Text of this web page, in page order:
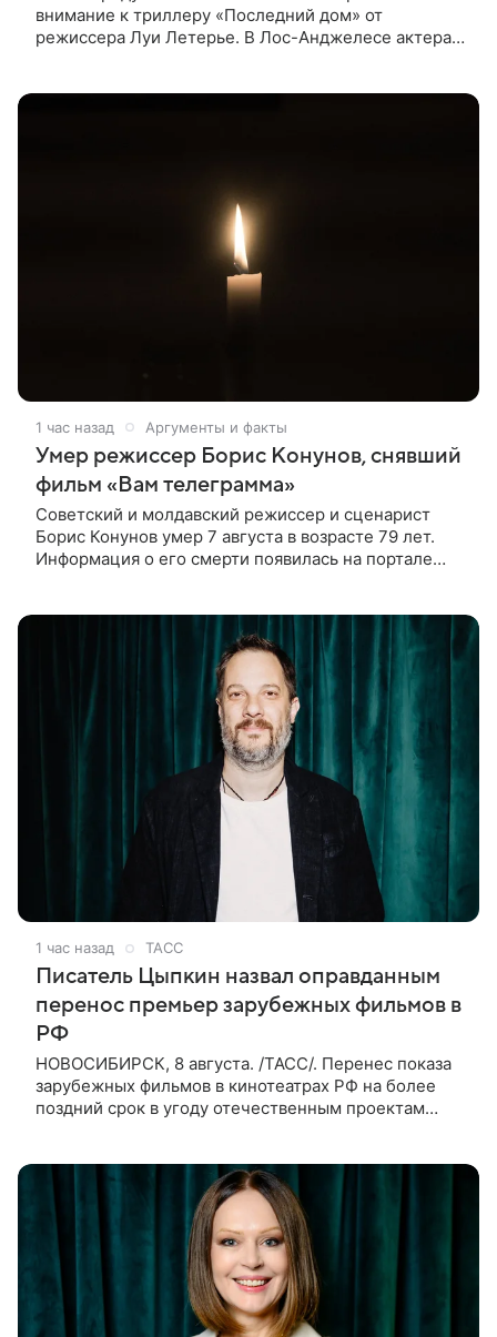
внимание к триллеру «Последний дом» от
режиссера Луи Летерье. В Лос-Анджелесе актера
1 час назад Аргументы и факты
Умер режиссер Борис Конунов, снявший
фильм «Вам телеграмма»
Советский и молдавский режиссер и сценарист
Борис Конунов умер 7 августа в возрасте 79 лет.
Информация о его смерти появилась на портале
1 час назад ТАСС
Писатель Цыпкин назвал оправданным
перенос премьер зарубежных фильмов в
РФ
НОВОСИБИРСК, 8 августа. /ТАСС/. Перенес показа
зарубежных фильмов в кинотеатрах РФ на более
поздний срок в угоду отечественным проектам